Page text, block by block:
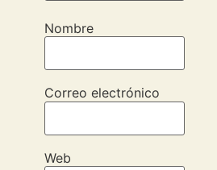
Nombre
Correo electrónico
Web